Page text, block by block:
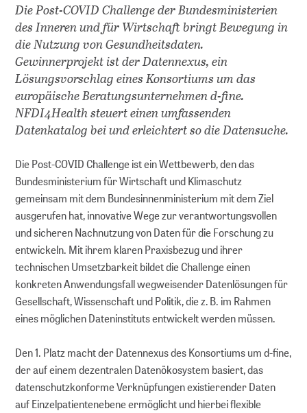
Die Post-COVID Challenge der Bundesministerien
des Inneren und für Wirtschaft bringt Bewegung in
die Nutzung von Gesundheitsdaten.
Gewinnerprojekt ist der Datennexus, ein
Lösungsvorschlag eines Konsortiums um das
europäische Beratungsunternehmen d-fine.
NFDI4Health steuert einen umfassenden
Datenkatalog bei und erleichtert so die Datensuche.
Die Post-COVID Challenge ist ein Wettbewerb, den das
Bundesministerium für Wirtschaft und Klimaschutz
gemeinsam mit dem Bundesinnenministerium mit dem Ziel
ausgerufen hat, innovative Wege zur verantwortungsvollen
und sicheren Nachnutzung von Daten für die Forschung zu
entwickeln. Mit ihrem klaren Praxisbezug und ihrer
technischen Umsetzbarkeit bildet die Challenge einen
konkreten Anwendungsfall wegweisender Datenlösungen für
Gesellschaft, Wissenschaft und Politik, die z. B. im Rahmen
eines möglichen Dateninstituts entwickelt werden müssen.
Den 1. Platz macht der Datennexus des Konsortiums um d-fine,
der auf einem dezentralen Datenökosystem basiert, das
datenschutzkonforme Verknüpfungen existierender Daten
auf Einzelpatientenebene ermöglicht und hierbei flexible